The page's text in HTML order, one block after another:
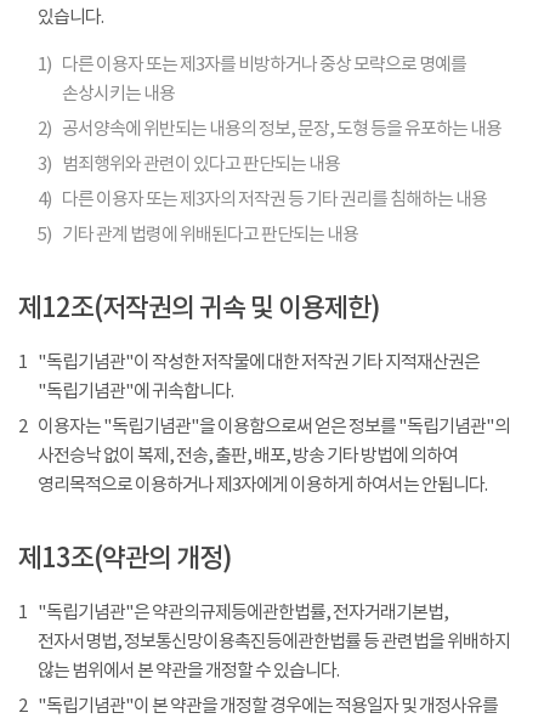
있습니다.
1) 다른 이용자 또는 제3자를 비방하거나 중상 모략으로 명예를
손상시키는 내용
2) 공서양속에 위반되는 내용의 정보, 문장, 도형 등을 유포하는 내용
3)
범죄행위와 관련이 있다고 판단되는 내용
4) 다른 이용자 또는 제3자의 저작권 등 기타 권리를 침해하는 내용
5) 기타 관계 법령에 위배된다고 판단되는 내용
제12조(저작권의 귀속 및 이용제한)
1 "독립기념관"이 작성한 저작물에 대한 저작권 기타 지적재산권은
"독립기념관"에 귀속합니다.
2 이용자는 "독립기념관"을 이용함으로써 얻은 정보를 "독립기념관"의
사전승낙 없이 복제, 전송, 출판, 배포, 방송 기타 방법에 의하여
영리목적으로 이용하거나 제3자에게 이용하게 하여서는 안됩니다.
제13조(약관의 개정)
1 "독립기념관"은 약관의규제등에관한법률, 전자거래기본법,
전자서명법, 정보통신망이용촉진등에관한법률 등 관련법을 위배하지
않는 범위에서 본 약관을 개정할 수 있습니다.
2 "독립기념관"이 본 약관을 개정할 경우에는 적용일자 및 개정사유를